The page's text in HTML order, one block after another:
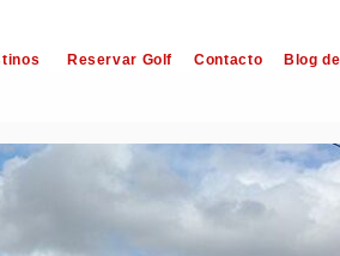
Reservar Golf Contacto Blog